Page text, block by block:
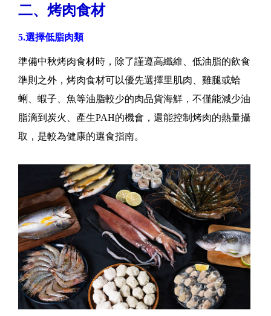
二、烤肉食材
5.選擇低脂肉類
準備中秋烤肉食材時，除了謹遵高纖維、低油脂的飲食
準則之外，烤肉食材可以優先選擇里肌肉、雞腿或蛤
蜊、蝦子、魚等油脂較少的肉品貨海鮮，不僅能減少油
脂滴到炭火、產生PAH的機會，還能控制烤肉的熱量攝
取，是較為健康的選食指南。